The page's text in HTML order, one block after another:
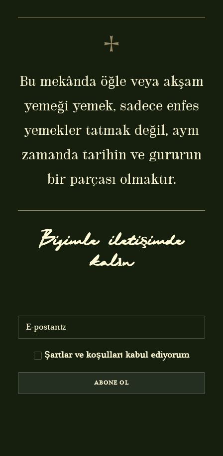
Bu mekânda öğle veya akşam
yemeği yemek, sadece enfes
yemekler tatmak değil, aynı
zamanda tarihin ve gururun
bir parçası olmaktır.
Bizimle iletişimde
kalın
Şartlar ve koşulları kabul ediyorum